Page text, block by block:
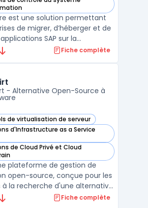
Azure dans cette catégorie
est une solution permettant
de migrer, d’héberger et de
SAP sur la
Azure. Cette offre
permettant aux organisations
...
Fiche complète
- Alternative Open-Source à
de virtualisation de serveur
dans cette catégorie
d'Infrastructure as a Service
cette catégorie
de Cloud Privé et Cloud
cette catégorie
plateforme de gestion de
open-source, conçue pour les
à la recherche d'une alternative
vCenter. En tant que
Fiche complète